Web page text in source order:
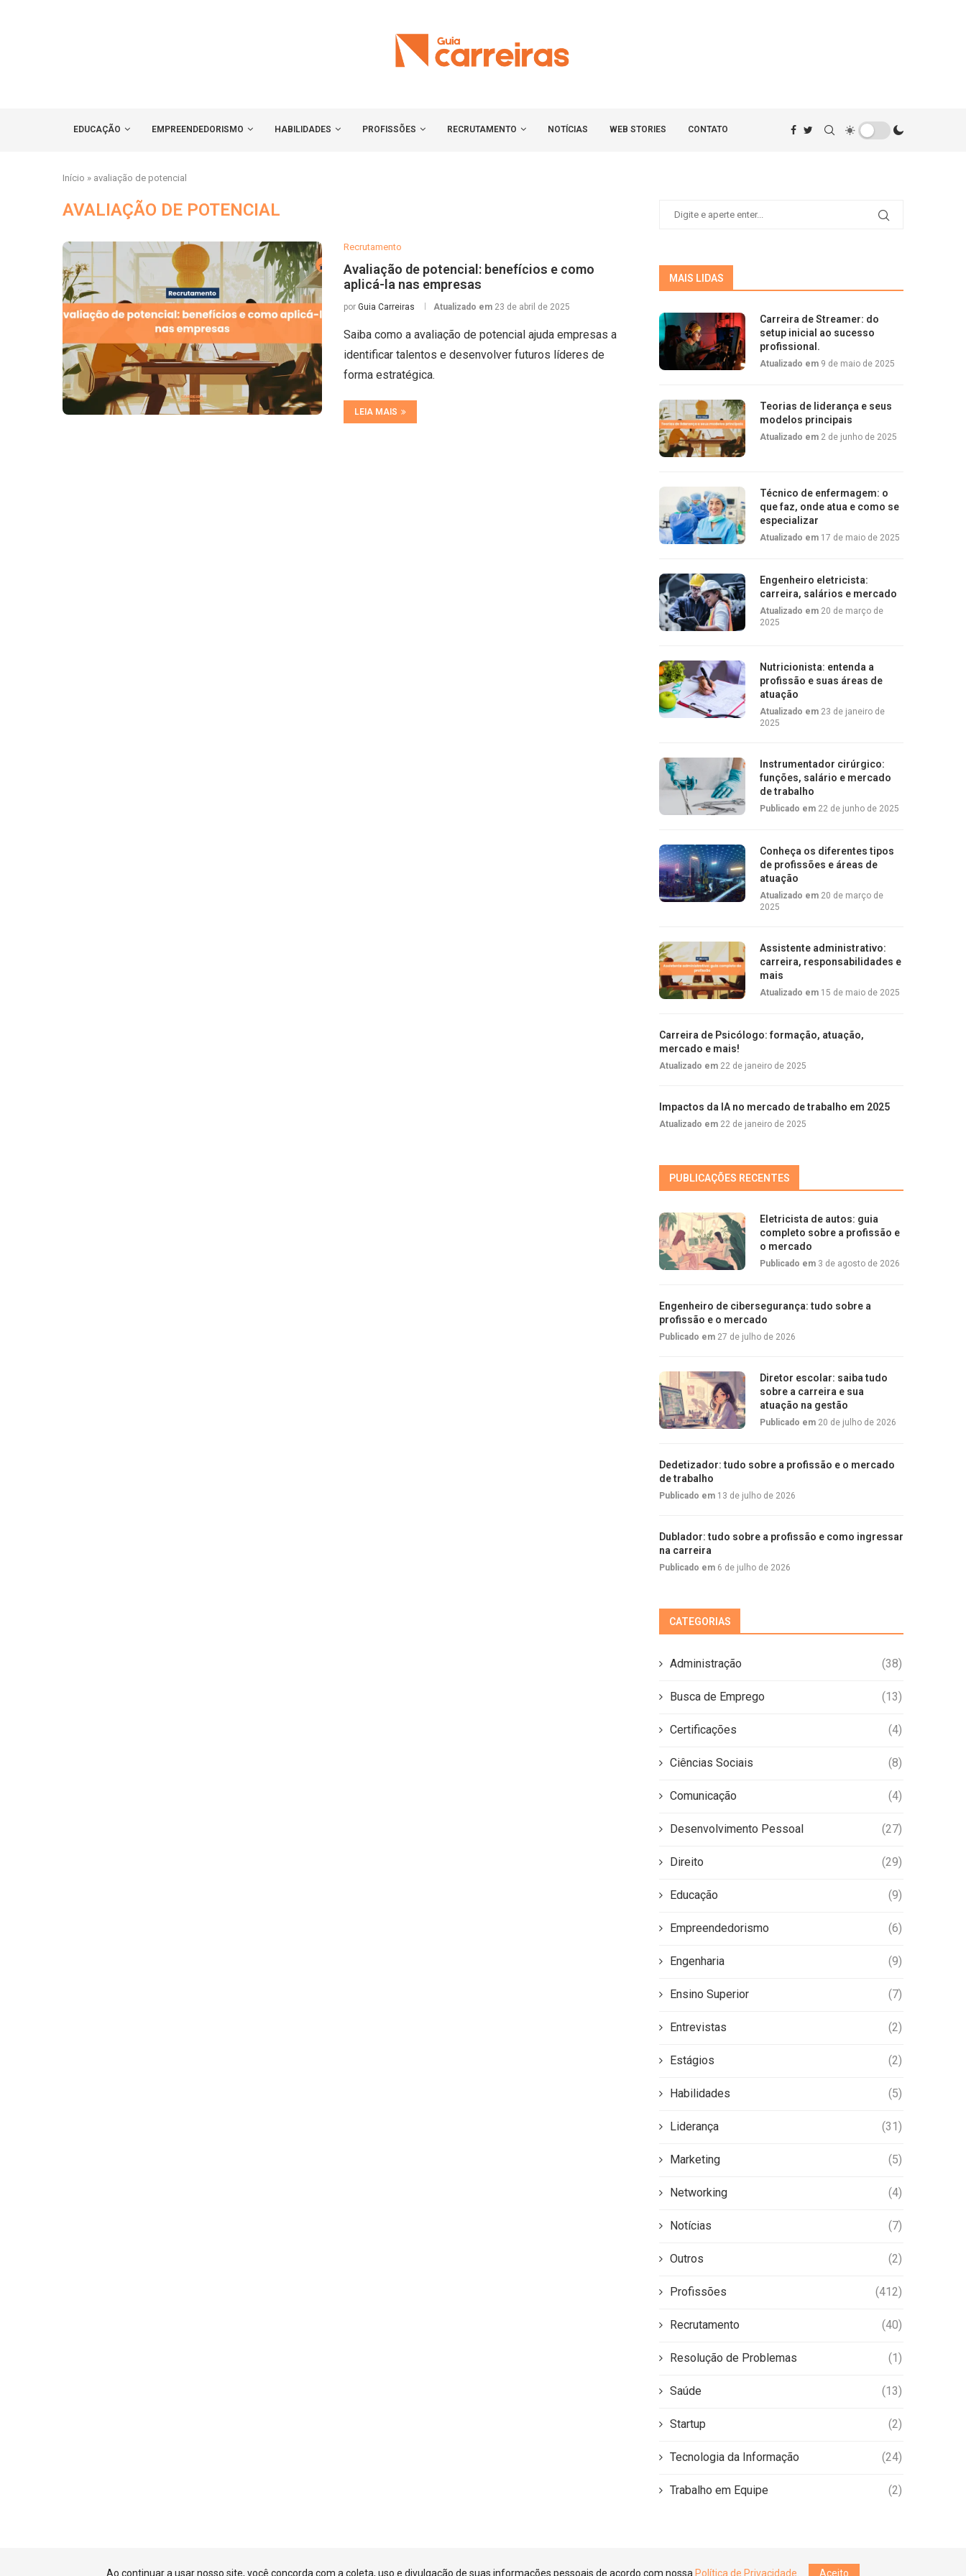
EDUCAÇÃO EMPREENDEDORISMO HABILIDADES PROFISSÕES RECRUTAMENTO NOTÍCIAS WEB STORIES CONTATO
Início » avaliação de potencial
AVALIAÇÃO DE POTENCIAL
Recrutamento
Avaliação de potencial: benefícios e como
aplicá-la nas empresas
por Guia Carreiras Atualizado em 23 de abril de 2025
Saiba como a avaliação de potencial ajuda empresas a
identificar talentos e desenvolver futuros líderes de
forma estratégica.
LEIA MAIS
MAIS LIDAS
Carreira de Streamer: do
setup inicial ao sucesso
profissional.
Atualizado em 9 de maio de 2025
Teorias de liderança e seus
modelos principais
Atualizado em 2 de junho de 2025
Técnico de enfermagem: o
que faz, onde atua e como se
especializar
Atualizado em 17 de maio de 2025
Engenheiro eletricista:
carreira, salários e mercado
Atualizado em 20 de março de
2025
Nutricionista: entenda a
profissão e suas áreas de
atuação
Atualizado em 23 de janeiro de
2025
Instrumentador cirúrgico:
funções, salário e mercado
de trabalho
Publicado em 22 de junho de 2025
Conheça os diferentes tipos
de profissões e áreas de
atuação
Atualizado em 20 de março de
2025
Assistente administrativo:
carreira, responsabilidades e
mais
Atualizado em 15 de maio de 2025
Carreira de Psicólogo: formação, atuação,
mercado e mais!
Atualizado em 22 de janeiro de 2025
Impactos da IA no mercado de trabalho em 2025
Atualizado em 22 de janeiro de 2025
PUBLICAÇÕES RECENTES
Eletricista de autos: guia
completo sobre a profissão e
o mercado
Publicado em 3 de agosto de 2026
Engenheiro de cibersegurança: tudo sobre a
profissão e o mercado
Publicado em 27 de julho de 2026
Diretor escolar: saiba tudo
sobre a carreira e sua
atuação na gestão
Publicado em 20 de julho de 2026
Dedetizador: tudo sobre a profissão e o mercado
de trabalho
Publicado em 13 de julho de 2026
Dublador: tudo sobre a profissão e como ingressar
na carreira
Publicado em 6 de julho de 2026
CATEGORIAS
Administração (38)
Busca de Emprego (13)
Certificações (4)
Ciências Sociais (8)
Comunicação (4)
Desenvolvimento Pessoal (27)
Direito (29)
Educação (9)
Empreendedorismo (6)
Engenharia (9)
Ensino Superior (7)
Entrevistas (2)
Estágios (2)
Habilidades (5)
Liderança (31)
Marketing (5)
Networking (4)
Notícias (7)
Outros (2)
Profissões (412)
Recrutamento (40)
Resolução de Problemas (1)
Saúde (13)
Startup (2)
Tecnologia da Informação (24)
Trabalho em Equipe (2)
Ao continuar a usar nosso site, você concorda com a coleta, uso e divulgação de suas informações pessoais de acordo com nossa Política de Privacidade Aceito